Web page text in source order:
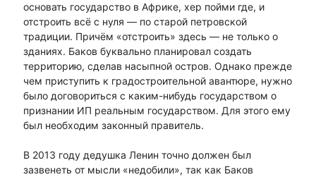
основать государство в Африке, хер пойми где, и
отстроить всё с нуля — по старой петровской
традиции. Причём «отстроить» здесь — не только о
зданиях. Баков буквально планировал создать
территорию, сделав насыпной остров. Однако прежде
чем приступить к градостроительной авантюре, нужно
было договориться с каким-нибудь государством о
признании ИП реальным государством. Для этого ему
был необходим законный правитель.
В 2013 году дедушка Ленин точно должен был
зазвенеть от мысли «недобили», так как Баков